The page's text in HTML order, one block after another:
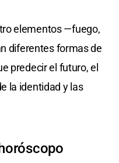
elementos —fuego,
diferentes formas de
predecir el futuro, el
la identidad y las